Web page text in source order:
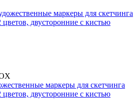
маркеры для скетчинга
двусторонние с кистью